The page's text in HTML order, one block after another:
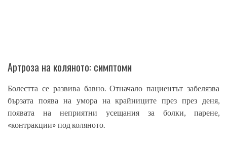
Артроза на коляното: симптоми
Болестта се развива бавно. Отначало пациентът забелязва
бързата поява на умора на крайниците през през деня,
появата на неприятни усещания за болки, парене,
«контракции» под коляното.